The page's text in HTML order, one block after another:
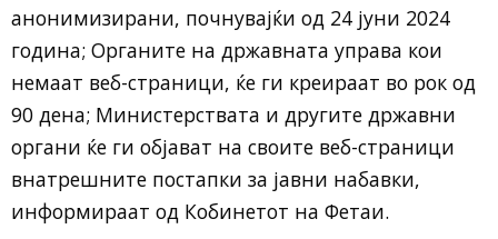
анонимизирани, почнувајќи од 24 јуни 2024
година; Органите на државната управа кои
немаат веб-страници, ќе ги креираат во рок од
90 дена; Министерствата и другите државни
органи ќе ги објават на своите веб-страници
внатрешните постапки за јавни набавки,
информираат од Кобинетот на Фетаи.